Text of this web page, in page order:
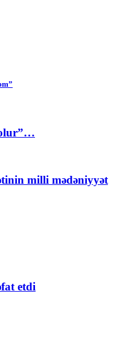
olur”…
milli mədəniyyət
etdi